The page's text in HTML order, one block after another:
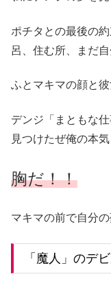
ポチタとの最後の
呂、住む所、まだ
ふとマキマの顔と
デンジ「まともな
見つけたぜ俺の本
胸だ！！
マキマの前で自分
「魔人」のデ